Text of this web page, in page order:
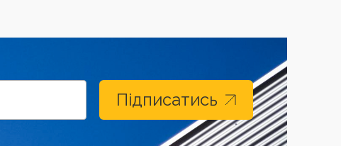
Підписатись